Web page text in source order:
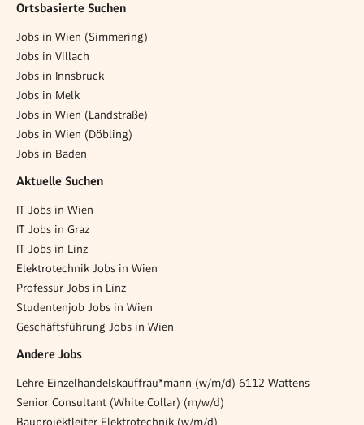
Ortsbasierte Suchen
Jobs in Wien (Simmering)
Jobs in Villach
Jobs in Innsbruck
Jobs in Melk
Jobs in Wien (Landstraße)
Jobs in Wien (Döbling)
Jobs in Baden
Aktuelle Suchen
IT Jobs in Wien
IT Jobs in Graz
IT Jobs in Linz
Elektrotechnik Jobs in Wien
Professur Jobs in Linz
Studentenjob Jobs in Wien
Geschäftsführung Jobs in Wien
Andere Jobs
Lehre Einzelhandelskauffrau*mann (w/m/d) 6112 Wattens
Senior Consultant (White Collar) (m/w/d)
Bauprojektleiter Elektrotechnik (w/m/d)